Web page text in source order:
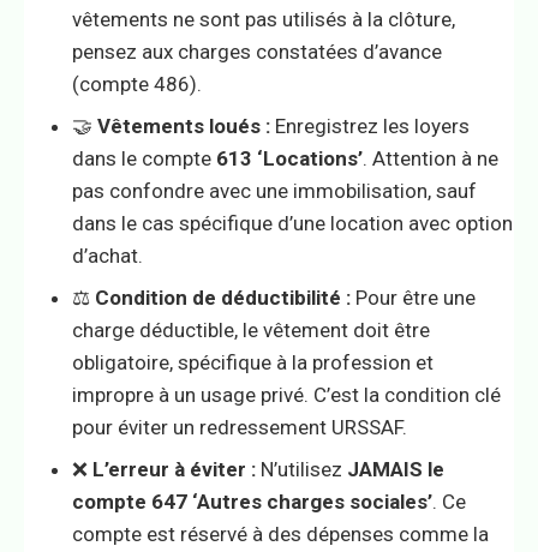
vêtements ne sont pas utilisés à la clôture,
pensez aux charges constatées d’avance
(compte 486).
🤝 Vêtements loués : Enregistrez les loyers
dans le compte 613 ‘Locations’. Attention à ne
pas confondre avec une immobilisation, sauf
dans le cas spécifique d’une location avec option
d’achat.
⚖️ Condition de déductibilité : Pour être une
charge déductible, le vêtement doit être
obligatoire, spécifique à la profession et
impropre à un usage privé. C’est la condition clé
pour éviter un redressement URSSAF.
❌ L’erreur à éviter : N’utilisez JAMAIS le
compte 647 ‘Autres charges sociales’. Ce
compte est réservé à des dépenses comme la